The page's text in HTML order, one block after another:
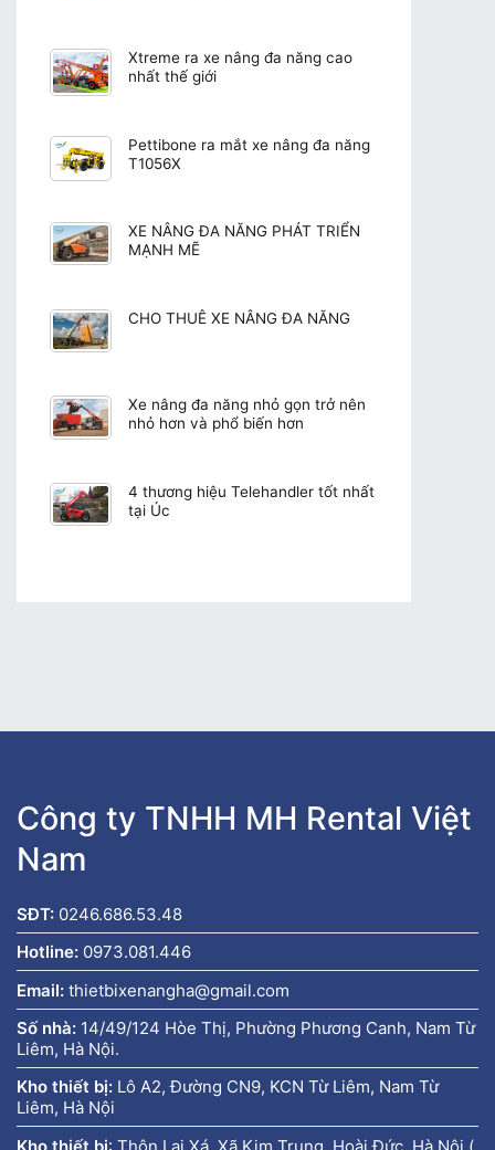
Xtreme ra xe nâng đa năng cao
nhất thế giới
Pettibone ra mắt xe nâng đa năng
T1056X
XE NÂNG ĐA NĂNG PHÁT TRIỂN
MẠNH MẼ
CHO THUÊ XE NÂNG ĐA NĂNG
Xe nâng đa năng nhỏ gọn trở nên
nhỏ hơn và phổ biến hơn
4 thương hiệu Telehandler tốt nhất
tại Úc
Công ty TNHH MH Rental Việt
Nam
SĐT: 0246.686.53.48
Hotline: 0973.081.446
Email: thietbixenangha@gmail.com
Số nhà: 14/49/124 Hòe Thị, Phường Phương Canh, Nam Từ
Liêm, Hà Nội.
Kho thiết bị: Lô A2, Đường CN9, KCN Từ Liêm, Nam Từ
Liêm, Hà Nội
Kho thiết bị: Thôn Lai Xá, Xã Kim Trung, Hoài Đức, Hà Nội (